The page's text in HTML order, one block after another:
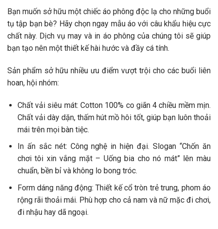
Bạn muốn sở hữu một chiếc áo phông độc lạ cho những buổi
tụ tập bạn bè? Hãy chọn ngay mẫu áo với câu khẩu hiệu cực
chất này. Dịch vụ may và in áo phông của chúng tôi sẽ giúp
bạn tạo nên một thiết kế hài hước và đầy cá tính.
Sản phẩm sở hữu nhiều ưu điểm vượt trội cho các buổi liên
hoan, hội nhóm:
Chất vải siêu mát: Cotton 100% co giãn 4 chiều mềm mịn.
Chất vải dày dặn, thấm hút mồ hôi tốt, giúp bạn luôn thoải
mái trên mọi bàn tiệc.
In ấn sắc nét: Công nghệ in hiện đại. Slogan “Chốn ăn
chơi tôi xin vắng mặt – Uống bia cho nó mát” lên màu
chuẩn, bền bỉ và không lo bong tróc.
Form dáng năng động: Thiết kế cổ tròn trẻ trung, phom áo
rộng rãi thoải mái. Phù hợp cho cả nam và nữ mặc đi chơi,
đi nhậu hay dã ngoại.